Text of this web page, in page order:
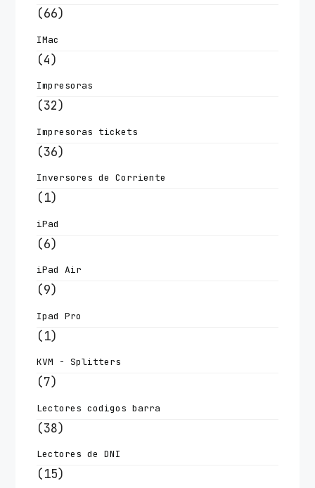
(66)
IMac
(4)
Impresoras
(32)
Impresoras tickets
(36)
Inversores de Corriente
(1)
iPad
(6)
iPad Air
(9)
Ipad Pro
(1)
KVM - Splitters
(7)
Lectores codigos barra
(38)
Lectores de DNI
(15)